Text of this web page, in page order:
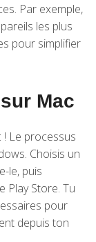
Par exemple,
les plus
pour simplifier
Mac
Le processus
Choisis un
le, puis
Play Store. Tu
pour
depuis ton